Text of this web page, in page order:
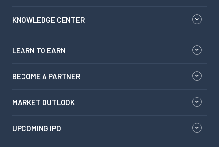
KNOWLEDGE CENTER
LEARN TO EARN
BECOME A PARTNER
MARKET OUTLOOK
UPCOMING IPO